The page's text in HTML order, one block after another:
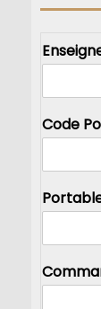
Code